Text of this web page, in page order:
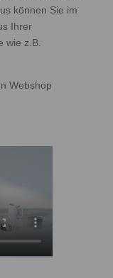
können Sie im
Ihrer
wie z.B.
Webshop